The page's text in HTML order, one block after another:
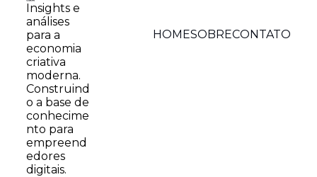
Insights e
análises
para a
economia
criativa
moderna.
Construind
o a base de
conhecime
nto para
empreend
edores
digitais.
HOMESOBRECONTATO